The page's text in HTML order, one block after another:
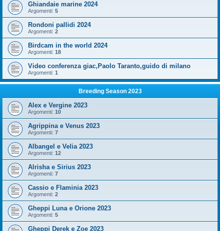
Ghiandaie marine 2024
Argomenti: 5
Rondoni pallidi 2024
Argomenti: 2
Birdcam in the world 2024
Argomenti: 18
Video conferenza giac,Paolo Taranto,guido di milano
Argomenti: 1
Breeding Season 2023
Alex e Vergine 2023
Argomenti: 10
Agrippina e Venus 2023
Argomenti: 7
Albangel e Velia 2023
Argomenti: 12
Alrisha e Sirius 2023
Argomenti: 7
Cassio e Flaminia 2023
Argomenti: 2
Gheppi Luna e Orione 2023
Argomenti: 5
Gheppi Derek e Zoe 2023